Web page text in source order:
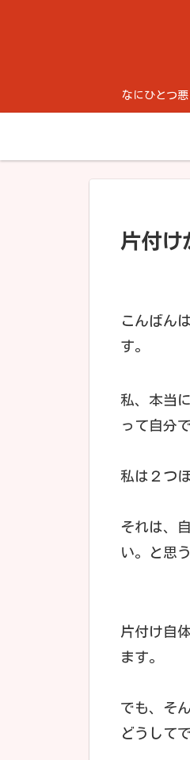
なにひとつ
片付け
こんばん
す。
私、本当
って自分
私は２つ
それは、
い。と思
片付け自
ます。
でも、そ
どうして